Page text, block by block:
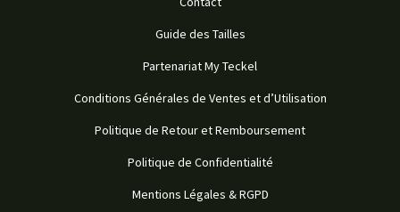
Guide des Tailles
Partenariat My Teckel
Conditions Générales de Ventes et d’Utilisation
Politique de Retour et Remboursement
Politique de Confidentialité
Mentions Légales & RGPD